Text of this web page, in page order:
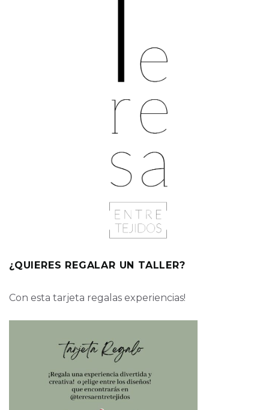
¿QUIERES REGALAR UN TALLER?
Con esta tarjeta regalas experiencias!